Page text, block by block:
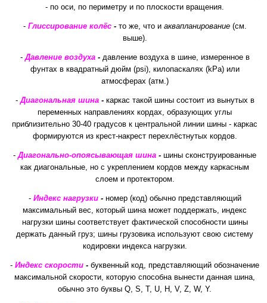
- по оси, по периметру и по плоскости вращения.
- Глиссирование колёс- то же, что и аквапланирование(см.
выше).
-Давление воздуха- давление воздуха в шине, измеренное в
фунтах в квадратный дюйм (psi), килопаскалях (kPa) или
атмосферах (атм.)
-Диагональная шина- каркас такой шины состоит из вынутых в
переменных направлениях кордах, образующих углы
приблизительно 30-40 градусов к центральной линии шины - каркас
формируются из крест-накрест перехлёстнутых кордов.
-Диагонально-опоясывающая шина - шины сконструированные
как диагональные, но с укреплением кордов между каркасным
слоем и протектором.
- Индекс нагрузки- номер (код) обычно представляющий
максимальный вес, который шина может поддержать, индекс
нагрузки шины соответствует фактической способности шины
держать данный груз; шины грузовика используют свою систему
кодировки индекса нагрузки.
- Индекс скорости - буквенный код, представляющий обозначение
максимальной скорости, которую способна вынести данная шина,
обычно это буквы Q, S, T, U, H, V, Z, W, Y.